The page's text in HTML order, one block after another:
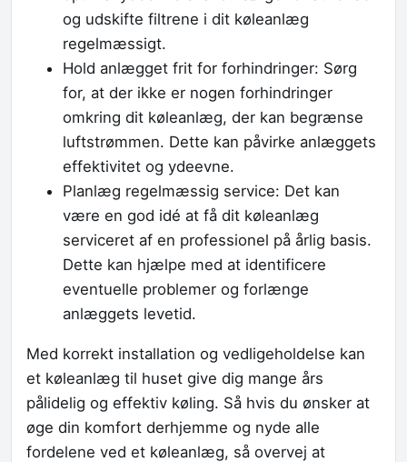
og udskifte filtrene i dit køleanlæg
regelmæssigt.
Hold anlægget frit for forhindringer: Sørg
for, at der ikke er nogen forhindringer
omkring dit køleanlæg, der kan begrænse
luftstrømmen. Dette kan påvirke anlæggets
effektivitet og ydeevne.
Planlæg regelmæssig service: Det kan
være en god idé at få dit køleanlæg
serviceret af en professionel på årlig basis.
Dette kan hjælpe med at identificere
eventuelle problemer og forlænge
anlæggets levetid.
Med korrekt installation og vedligeholdelse kan
et køleanlæg til huset give dig mange års
pålidelig og effektiv køling. Så hvis du ønsker at
øge din komfort derhjemme og nyde alle
fordelene ved et køleanlæg, så overvej at